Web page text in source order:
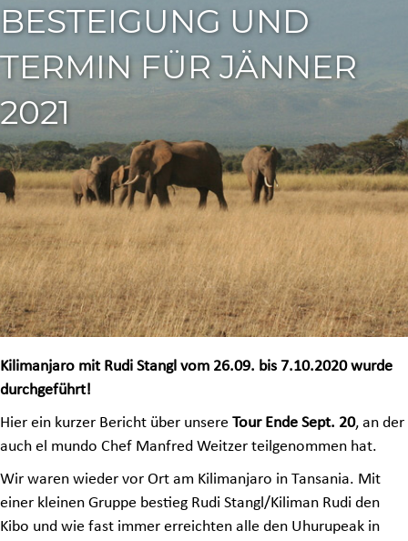
BESTEIGUNG UND
TERMIN FÜR JÄNNER
2021
Kilimanjaro mit Rudi Stangl vom 26.09. bis 7.10.2020 wurde
durchgeführt!
Hier ein kurzer Bericht über unsere Tour Ende Sept. 20, an der
auch el mundo Chef Manfred Weitzer teilgenommen hat.
Wir waren wieder vor Ort am Kilimanjaro in Tansania. Mit
einer kleinen Gruppe bestieg Rudi Stangl/Kiliman Rudi den
Kibo und wie fast immer erreichten alle den Uhurupeak in